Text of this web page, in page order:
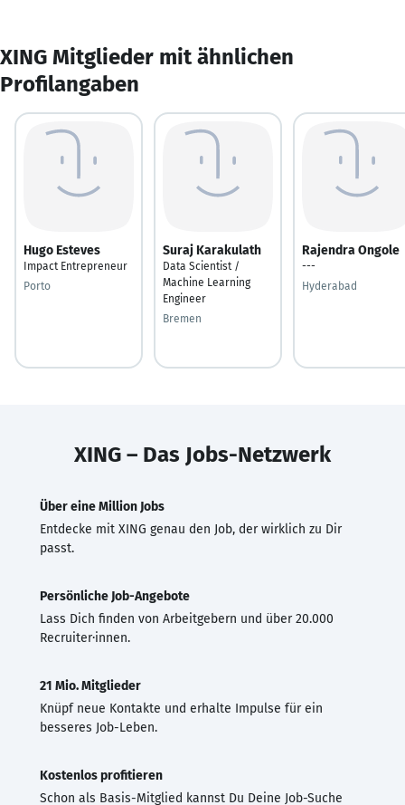
XING Mitglieder mit ähnlichen
Profilangaben
Hugo Esteves
Impact Entrepreneur
Porto
Suraj Karakulath
Data Scientist /
Machine Learning
Engineer
Bremen
Rajendra Ongole
---
Hyderabad
XING – Das Jobs-Netzwerk
Über eine Million Jobs
Entdecke mit XING genau den Job, der wirklich zu Dir
passt.
Persönliche Job-Angebote
Lass Dich finden von Arbeitgebern und über 20.000
Recruiter·innen.
21 Mio. Mitglieder
Knüpf neue Kontakte und erhalte Impulse für ein
besseres Job-Leben.
Kostenlos profitieren
Schon als Basis-Mitglied kannst Du Deine Job-Suche